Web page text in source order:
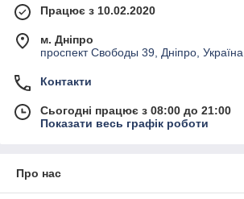
Працює з 10.02.2020
м. Дніпро
проспект Свободы 39, Дніпро, Україна
Контакти
Сьогодні працює з 08:00 до 21:00
Показати весь графік роботи
Про нас